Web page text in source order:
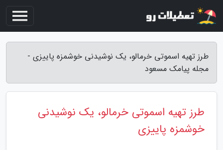
طرز تهیه اسموتی خرمالو، یک نوشیدنی خوشمزه پاییزی -
مجله پیامک مسعود
طرز تهیه اسموتی خرمالو، یک نوشیدنی
خوشمزه پاییزی